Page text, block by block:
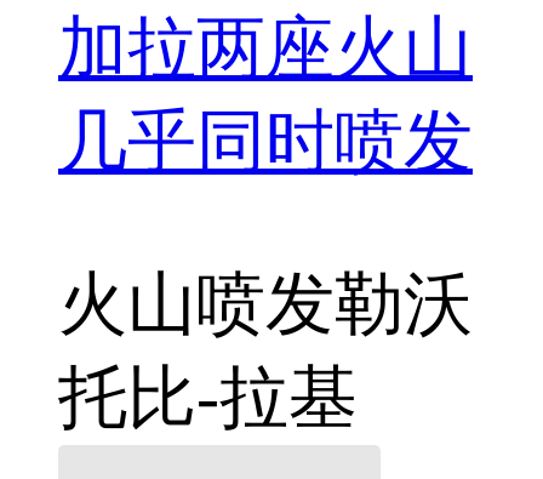
加拉两座火山
几乎同时喷发
火山喷发勒沃
托比-拉基